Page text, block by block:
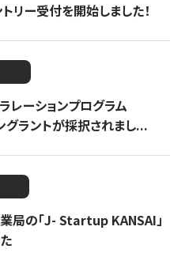
リー受付を開始しました！
レーションプログラム
グラントが採択されまし...
局の「J- Startup KANSAI」